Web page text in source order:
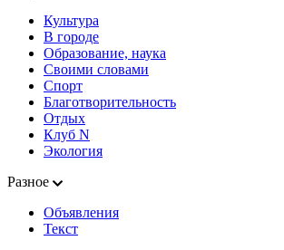
Культура
В городе
Образование, наука
Своими словами
Спорт
Благотворительность
Отдых
Клуб N
Экология
Разное
Объявления
Текст